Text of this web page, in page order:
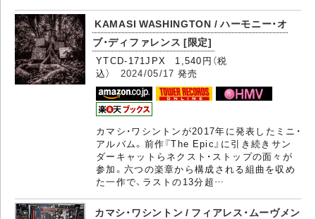
KAMASI WASHINGTON / ハーモニー・オ
ブ・ディファレンス [限定]
YTCD-171JPX 1,540円（税
込） 2024/05/17 発売
カマシ・ワシントンが2017年に発表したミニ・
アルバム。前作『The Epic』に引き続きサン
ダーキャットらネクスト・ストップの面々が
参加。六つの楽章から構成される組曲を収め
た一作で、ラストの13分超…
カマシ・ワシントン / フィアレス・ムーヴメン